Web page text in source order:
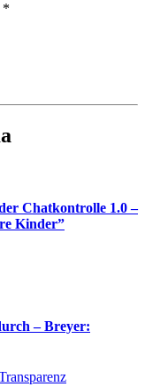
*
Chatkontrolle 1.0 –
Kinder”
– Breyer: